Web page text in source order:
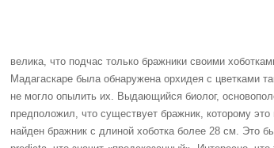
велика, что подчас только бражники своими
Мадагаскаре была обнаружена орхидея с цветками
не могло опылить их. Выдающийся биолог,
предположил, что существует бражник, которому
найден бражник с длиной хоботка более 28 см. Это